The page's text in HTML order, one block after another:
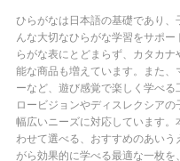
ひらがなは日本語の基礎であり
んな大切なひらがな学習をサポ
らがな表にとどまらず、カタカ
能な商品も増えています。また
ーなど、遊び感覚で楽しく学べる
ロービジョンやディスレクシアの
幅広いニーズに対応しています
わせて選べる、おすすめのあい
がら効果的に学べる最適な一枚を